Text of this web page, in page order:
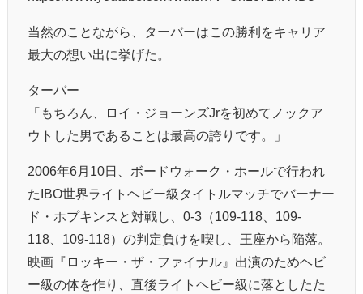
当然のことながら、ターバーはこの勝利をキャリア
最大の想い出に挙げた。
ターバー
「もちろん、ロイ・ジョーンズJrを初めてノックア
ウトした男であることは最高の誇りです。」
2006年6月10日、ボードウォーク・ホールで行われ
たIBO世界ライトヘビー級タイトルマッチでバーナー
ド・ホプキンスと対戦し、0-3（109-118、109-
118、109-118）の判定負けを喫し、王座から陥落。
映画『ロッキー・ザ・ファイナル』出演のためヘビ
ー級の体を作り、直後ライトヘビー級に落としたた